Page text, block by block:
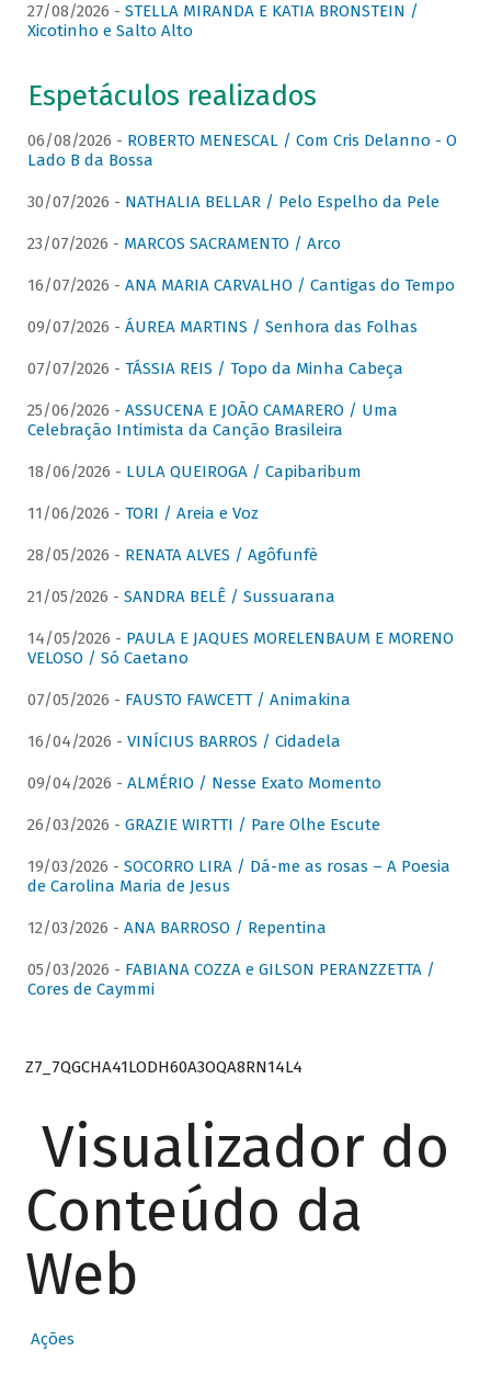
27/08/2026 - STELLA MIRANDA E KATIA BRONSTEIN /
Xicotinho e Salto Alto
Espetáculos realizados
06/08/2026 - ROBERTO MENESCAL / Com Cris Delanno - O
Lado B da Bossa
30/07/2026 - NATHALIA BELLAR / Pelo Espelho da Pele
23/07/2026 - MARCOS SACRAMENTO / Arco
16/07/2026 - ANA MARIA CARVALHO / Cantigas do Tempo
09/07/2026 - ÁUREA MARTINS / Senhora das Folhas
07/07/2026 - TÁSSIA REIS / Topo da Minha Cabeça
25/06/2026 - ASSUCENA E JOÃO CAMARERO / Uma
Celebração Intimista da Canção Brasileira
18/06/2026 - LULA QUEIROGA / Capibaribum
11/06/2026 - TORI / Areia e Voz
28/05/2026 - RENATA ALVES / Agôfunfè
21/05/2026 - SANDRA BELÊ / Sussuarana
14/05/2026 - PAULA E JAQUES MORELENBAUM E MORENO
VELOSO / Só Caetano
07/05/2026 - FAUSTO FAWCETT / Animakina
16/04/2026 - VINÍCIUS BARROS / Cidadela
09/04/2026 - ALMÉRIO / Nesse Exato Momento
26/03/2026 - GRAZIE WIRTTI / Pare Olhe Escute
19/03/2026 - SOCORRO LIRA / Dá-me as rosas – A Poesia
de Carolina Maria de Jesus
12/03/2026 - ANA BARROSO / Repentina
05/03/2026 - FABIANA COZZA e GILSON PERANZZETTA /
Cores de Caymmi
Z7_7QGCHA41LODH60A3OQA8RN14L4
Visualizador do
Conteúdo da
Web
Ações